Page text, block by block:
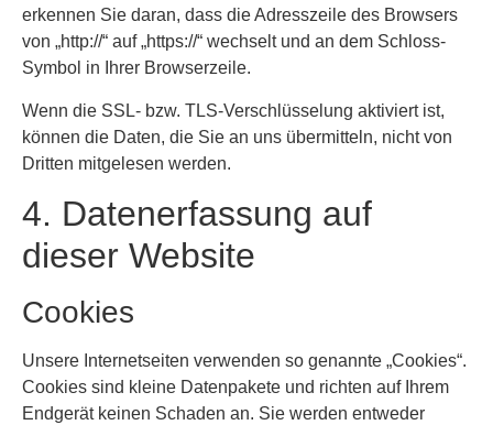
erkennen Sie daran, dass die Adresszeile des Browsers
von „http://“ auf „https://“ wechselt und an dem Schloss-
Symbol in Ihrer Browserzeile.
Wenn die SSL- bzw. TLS-Verschlüsselung aktiviert ist,
können die Daten, die Sie an uns übermitteln, nicht von
Dritten mitgelesen werden.
4. Datenerfassung auf
dieser Website
Cookies
Unsere Internetseiten verwenden so genannte „Cookies“.
Cookies sind kleine Datenpakete und richten auf Ihrem
Endgerät keinen Schaden an. Sie werden entweder